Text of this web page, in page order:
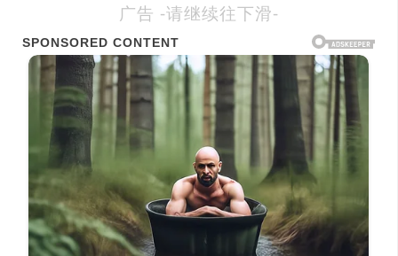
广告 -请继续往下滑-